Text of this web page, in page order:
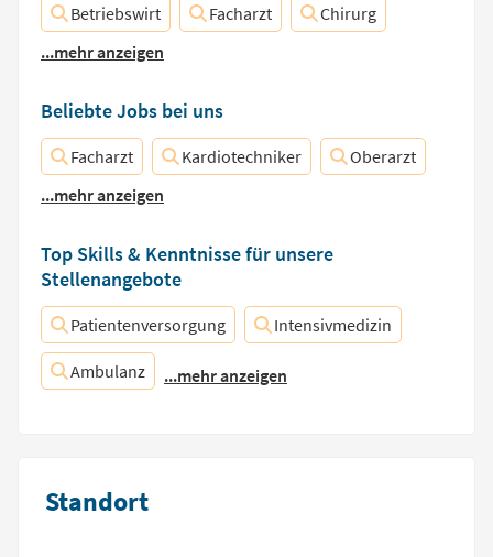
Betriebswirt Facharzt
Chirurg
...mehr anzeigen
Beliebte Jobs bei uns
Facharzt Kardiotechniker
Oberarzt
...mehr anzeigen
Top Skills & Kenntnisse für unsere
Stellenangebote
Patientenversorgung Intensivmedizin
Ambulanz ...mehr anzeigen
Standort